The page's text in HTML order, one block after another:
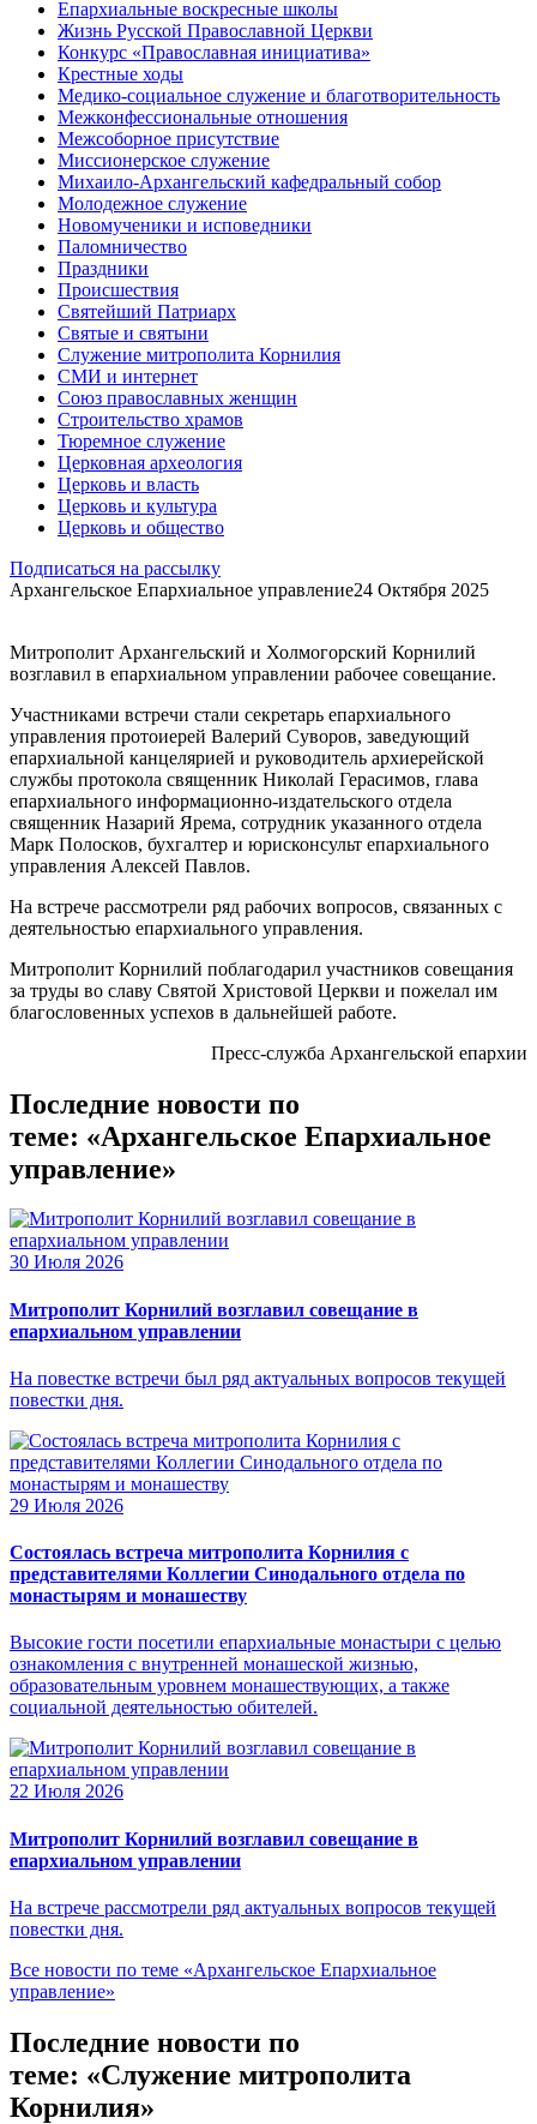
Епархиальные воскресные школы
Жизнь Русской Православной Церкви
Конкурс «Православная инициатива»
Крестные ходы
Медико-социальное служение и благотворительность
Межконфессиональные отношения
Межсоборное присутствие
Миссионерское служение
Михаило-Архангельский кафедральный собор
Молодежное служение
Новомученики и исповедники
Паломничество
Праздники
Происшествия
Святейший Патриарх
Святые и святыни
Служение митрополита Корнилия
СМИ и интернет
Союз православных женщин
Строительство храмов
Тюремное служение
Церковная археология
Церковь и власть
Церковь и культура
Церковь и общество
Подписаться на рассылку
Архангельское Епархиальное управление24 Октября 2025
Митрополит Архангельский и Холмогорский Корнилий
возглавил в епархиальном управлении рабочее совещание.
Участниками встречи стали секретарь епархиального
управления протоиерей Валерий Суворов, заведующий
епархиальной канцелярией и руководитель архиерейской
службы протокола священник Николай Герасимов, глава
епархиального информационно-издательского отдела
священник Назарий Ярема, сотрудник указанного отдела
Марк Полосков, бухгалтер и юрисконсульт епархиального
управления Алексей Павлов.
На встрече рассмотрели ряд рабочих вопросов, связанных с
деятельностью епархиального управления.
Митрополит Корнилий поблагодарил участников совещания
за труды во славу Святой Христовой Церкви и пожелал им
благословенных успехов в дальнейшей работе.
Пресс-служба Архангельской епархии
Последние новости по
теме: «Архангельское Епархиальное
управление»
30 Июля 2026
Митрополит Корнилий возглавил совещание в
епархиальном управлении
На повестке встречи был ряд актуальных вопросов текущей
повестки дня.
29 Июля 2026
Состоялась встреча митрополита Корнилия с
представителями Коллегии Синодального отдела по
монастырям и монашеству
Высокие гости посетили епархиальные монастыри с целью
ознакомления с внутренней монашеской жизнью,
образовательным уровнем монашествующих, а также
социальной деятельностью обителей.
22 Июля 2026
Митрополит Корнилий возглавил совещание в
епархиальном управлении
На встрече рассмотрели ряд актуальных вопросов текущей
повестки дня.
Все новости по теме «Архангельское Епархиальное
управление»
Последние новости по
теме: «Служение митрополита
Корнилия»